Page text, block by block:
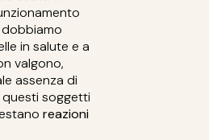
in salute e a
valgono,
assenza di
questi soggetti
reazioni